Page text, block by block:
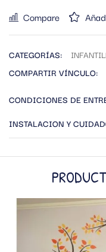
Compare
CATEGORÍAS:
COMPARTIR VÍNCULO:
CONDICIONES DE
INSTALACION Y